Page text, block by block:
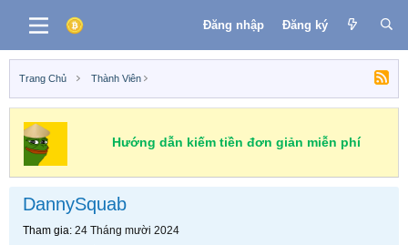
Đăng nhập Đăng ký
Trang Chủ Thành Viên
Hướng dẫn kiếm tiền đơn giản miễn phí
DannySquab
Tham gia 24 Tháng mười 2024